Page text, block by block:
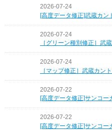
2026-07-24
[高度データ修正]武蔵カ
2026-07-24
［グリーン種別修正］武
2026-07-24
［マップ修正］武蔵カン
2026-07-22
[高度データ修正]サンコー
2026-07-22
[高度データ修正]サンコー